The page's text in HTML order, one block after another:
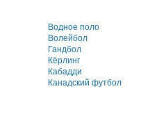
Водное поло
Волейбол
Гандбол
Кёрлинг
Кабадди
Канадский футбол